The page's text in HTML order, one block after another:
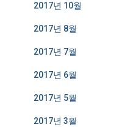
2017년 10월
2017년 8월
2017년 7월
2017년 6월
2017년 5월
2017년 3월